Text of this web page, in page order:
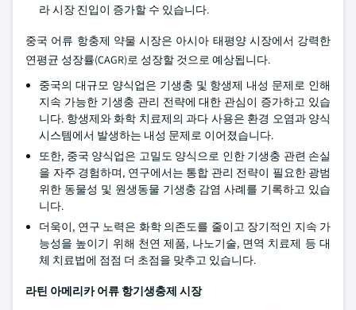
라 시장 진입이 증가할 수 있습니다.
중국 어류 항충제 약물 시장은 아시아 태평양 시장에서 강력한
연평균 성장률(CAGR)로 성장할 것으로 예상됩니다.
중국의 대규모 양식업은 기생충 및 항생제 내성 문제로 인해
지속 가능한 기생충 관리 전략에 대한 관심이 증가하고 있습
니다. 항생제와 화학 치료제의 과다 사용은 환경 오염과 양식
시스템에서 발생하는 내성 문제로 이어졌습니다.
또한, 중국 양식업은 고밀도 양식으로 인한 기생충 관련 손실
을 자주 경험하며, 연구에서는 통합 관리 전략이 필요한 광범
위한 동물성 및 원생동물 기생충 감염 사례를 기록하고 있습
니다.
더욱이, 연구 노력은 화학 의존도를 줄이고 장기적인 지속 가
능성을 높이기 위해 천연 제품, 나노기술, 면역 치료제 등 대
체 치료법에 점점 더 초점을 맞추고 있습니다.
라틴 아메리카 어류 항기생충제 시장